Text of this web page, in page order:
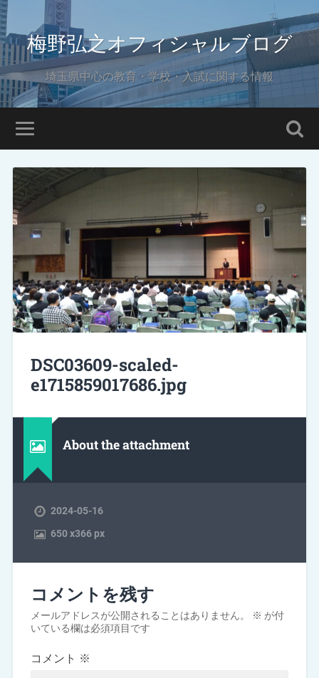
梅野弘之オフィシャルブログ
埼玉県中心の教育・学校・入試に関する情報
DSC03609-scaled-
e1715859017686.jpg
About the attachment
2024-05-16
650x366 px
コメントを残す
メールアドレスが公開されることはありません。 ※ が付
いている欄は必須項目です
コメント ※